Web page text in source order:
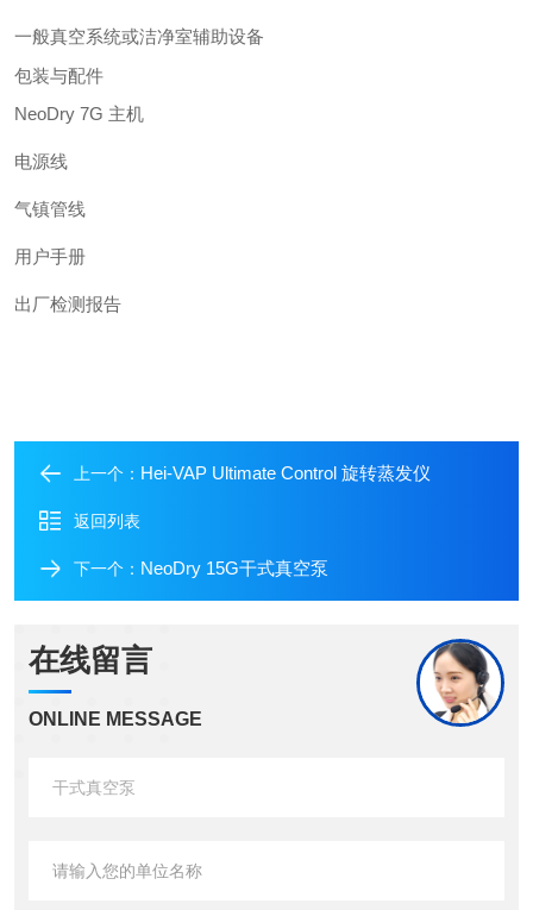
一般真空系统或洁净室辅助设备
包装与配件
NeoDry 7G 主机
电源线
气镇管线
用户手册
出厂检测报告
上一个： Hei-VAP Ultimate Control 旋转蒸发仪
返回列表
下一个： NeoDry 15G干式真空泵
在线留言
ONLINE MESSAGE